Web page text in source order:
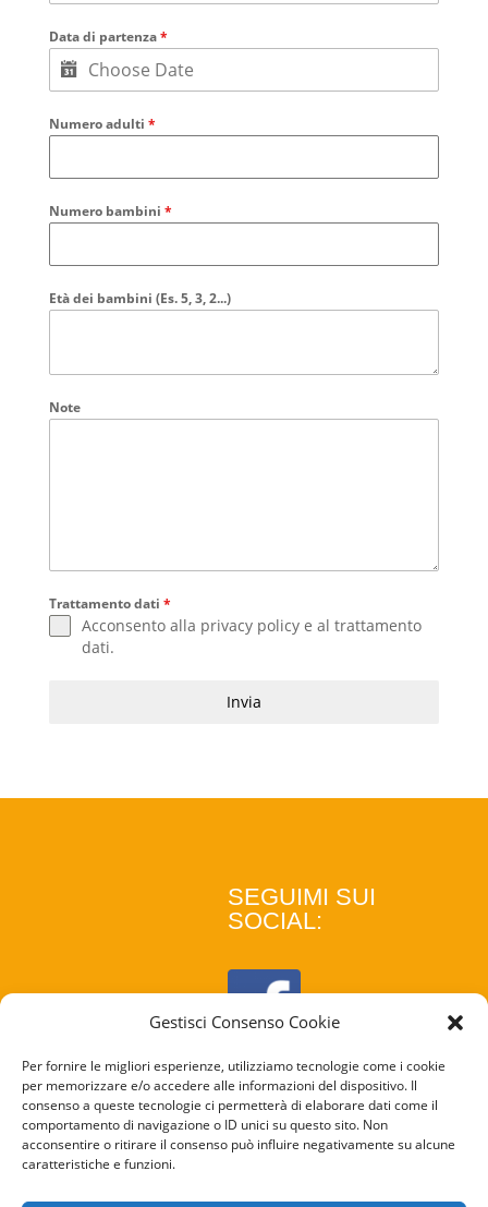
Gestisci Consenso Cookie
Per fornire le migliori esperienze, utilizziamo tecnologie come i cookie
per memorizzare e/o accedere alle informazioni del dispositivo. Il
consenso a queste tecnologie ci permetterà di elaborare dati come il
comportamento di navigazione o ID unici su questo sito. Non
acconsentire o ritirare il consenso può influire negativamente su alcune
caratteristiche e funzioni.
Data di partenza*
Numero adulti *
Numero bambini *
Età dei bambini (Es. 5, 3, 2...)
Note
Trattamento dati *
Acconsento alla privacy policye al trattamento
dati.
Invia
SEGUIMI SUI
SOCIAL:
COOKIE